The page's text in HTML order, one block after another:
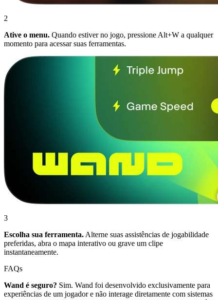
2
Ative o menu. Quando estiver no jogo, pressione Alt+W a qualquer
momento para acessar suas ferramentas.
3
Escolha sua ferramenta. Alterne suas assistências de jogabilidade
preferidas, abra o mapa interativo ou grave um clipe
instantaneamente.
FAQs
Wand é seguro? Sim. Wand foi desenvolvido exclusivamente para
experiências de um jogador e não interage diretamente com sistemas